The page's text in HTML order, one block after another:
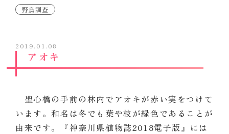
野鳥調査
2019.01.08
アオキ
聖心橋の手前の林内でアオキが赤い実をつけて
います。和名は冬でも葉や枝が緑色であることが
由来です。『神奈川県植物誌2018電子版』には